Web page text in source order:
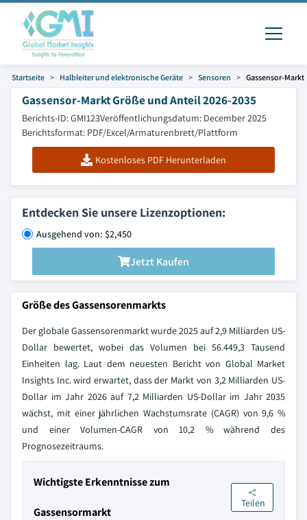
Startseite Halbleiter und elektronische Geräte Sensoren Gassensor-Markt
Gassensor-Markt Größe und Anteil 2026-2035
Berichts-ID: GMI123Veröffentlichungsdatum: December 2025
Berichtsformat: PDF/Excel/Armaturenbrett/Plattform
Kostenloses PDF Herunterladen
Entdecken Sie unsere Lizenzoptionen:
Ausgehend von: $2,450
Jetzt Kaufen
Größe des Gassensorenmarkts
Der globale Gassensorenmarkt wurde 2025 auf 2,9 Milliarden US-
Dollar bewertet, wobei das Volumen bei 56.449,3 Tausend
Einheiten lag. Laut dem neuesten Bericht von Global Market
Insights Inc. wird erwartet, dass der Markt von 3,2 Milliarden US-
Dollar im Jahr 2026 auf 7,2 Milliarden US-Dollar im Jahr 2035
wächst, mit einer jährlichen Wachstumsrate (CAGR) von 9,6 %
und einer Volumen-CAGR von 10,2 % während des
Prognosezeitraums.
Wichtigste Erkenntnisse zum
Gassensormarkt
Teilen